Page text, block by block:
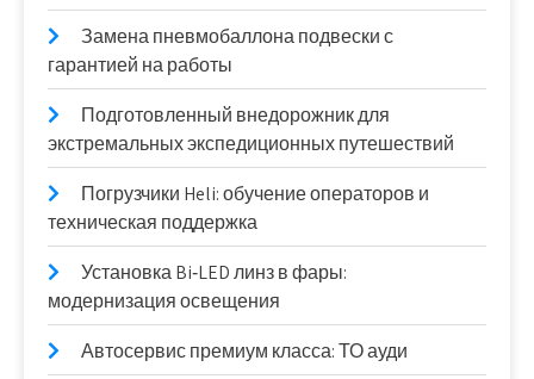
Замена пневмобаллона подвески с
гарантией на работы
Подготовленный внедорожник для
экстремальных экспедиционных путешествий
Погрузчики Heli: обучение операторов и
техническая поддержка
Установка Bi‑LED линз в фары:
модернизация освещения
Автосервис премиум класса: ТО ауди